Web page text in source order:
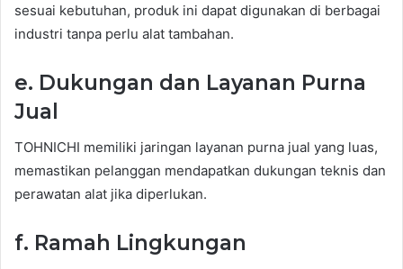
sesuai kebutuhan, produk ini dapat digunakan di berbagai
industri tanpa perlu alat tambahan.
e. Dukungan dan Layanan Purna
Jual
TOHNICHI memiliki jaringan layanan purna jual yang luas,
memastikan pelanggan mendapatkan dukungan teknis dan
perawatan alat jika diperlukan.
f. Ramah Lingkungan